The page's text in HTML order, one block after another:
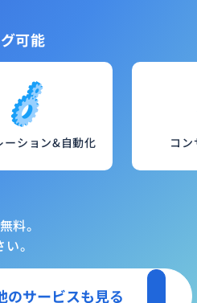
可能
ーション&自動化 コ
料。
。
のサービスも見る